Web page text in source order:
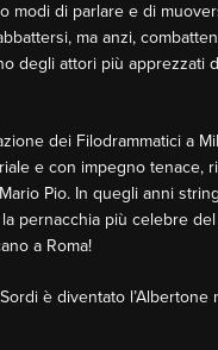
di parlare e di
ma anzi,
degli attori più apprezzati
dei Filodrammatici a
e con impegno tenace,
Pio. In quegli anni
pernacchia più celebre
a Roma!
è diventato